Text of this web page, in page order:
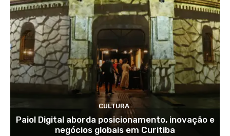
CULTURA
Paiol Digital aborda posicionamento, inovação e
negócios globais em Curitiba